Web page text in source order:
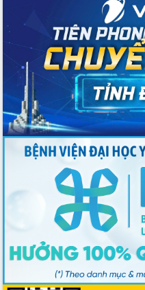
UBND tỉnh Đắk Lắk triển khai công tác
quốc phòng, quân sự địa phương năm
Đắk Lắk tập trung toàn lực khắc phục
tồn tại IUU, sẵn sàng làm việc với
Đoàn thanh tra EC
Chủ tịch UBND tỉnh Tạ Anh Tuấn thăm,
chúc mừng các bệnh viện nhân Ngày
Thầy thuốc Việt Nam
Rộn ràng lễ hội truyền thống Sông
nước Đà Nông lần thứ I năm 2026
Kỳ họp Chuyên đề lần thứ Năm, HĐND
tỉnh Đắk Lắk thông qua các nghị quyết
Thống nhất danh sách giới thiệu ứng
cử đại biểu Quốc hội khoá XVI và đại
biểu HĐND tỉnh Đắk Lắk, nhiệm kỳ
2026-2031
Phát động hai phong trào thi đua quan